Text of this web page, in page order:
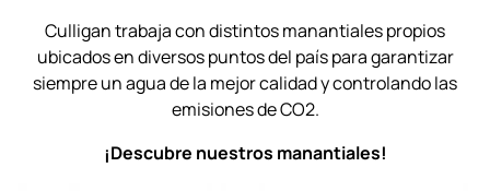
Culligan trabaja con distintos manantiales propios
ubicados en diversos puntos del país para garantizar
siempre un agua de la mejor calidad y controlando las
emisiones de CO2.
¡Descubre nuestros manantiales!